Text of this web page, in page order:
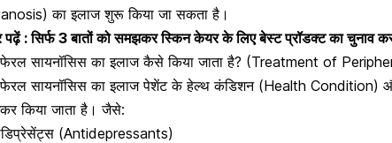
का इलाज शुरू किया जा सकता है।
पढ़ें :सिर्फ 3 बातों को समझकर स्किन केयर के लिए बेस्ट प्रॉडक्ट का चुनाव
सायनॉसिस का इलाज कैसे किया जाता है? (Treatment of
सायनॉसिस का इलाज पेशेंट के हेल्थ कंडिशन (Health Condition) और
किया जाता है। जैसे:
(Antidepressants)